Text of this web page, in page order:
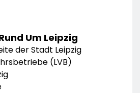
Um Leipzig
der Stadt Leipzig
(LVB)